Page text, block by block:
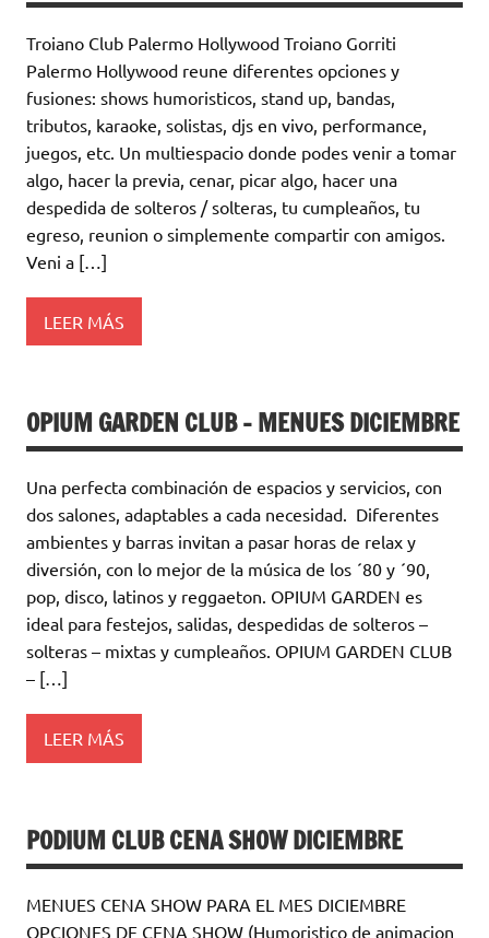
Troiano Club Palermo Hollywood Troiano Gorriti
Palermo Hollywood reune diferentes opciones y
fusiones: shows humoristicos, stand up, bandas,
tributos, karaoke, solistas, djs en vivo, performance,
juegos, etc. Un multiespacio donde podes venir a tomar
algo, hacer la previa, cenar, picar algo, hacer una
despedida de solteros / solteras, tu cumpleaños, tu
egreso, reunion o simplemente compartir con amigos.
Veni a […]
LEER MÁS
OPIUM GARDEN CLUB – MENUES DICIEMBRE
Una perfecta combinación de espacios y servicios, con
dos salones, adaptables a cada necesidad. Diferentes
ambientes y barras invitan a pasar horas de relax y
diversión, con lo mejor de la música de los ´80 y ´90,
pop, disco, latinos y reggaeton. OPIUM GARDEN es
ideal para festejos, salidas, despedidas de solteros –
solteras – mixtas y cumpleaños. OPIUM GARDEN CLUB
– […]
LEER MÁS
PODIUM CLUB CENA SHOW DICIEMBRE
MENUES CENA SHOW PARA EL MES DICIEMBRE
OPCIONES DE CENA SHOW (Humoristico de animacion